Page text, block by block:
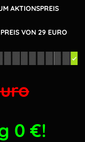
noch viel
AKTIONSPREIS
VON 29 EURO
0€!